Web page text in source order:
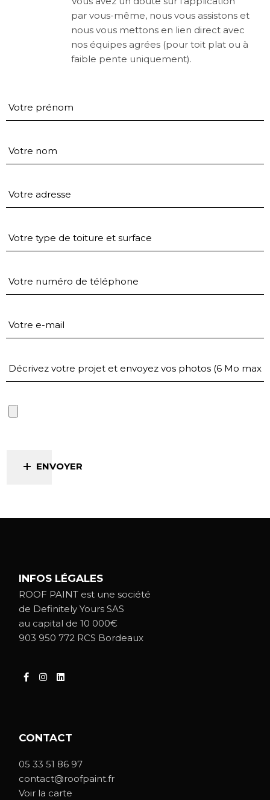
par vous-même, nous vous assistons et
nous vous mettons en lien direct avec
nos équipes agrées (pour toit plat ou à
faible pente uniquement).
ENVOYER
INFOS LÉGALES
ROOF PAINT est une société
de Definitely Yours SAS
au capital de 10 000€
903 950 772 RCS Bordeaux
CONTACT
05 33 51 86 97
contact@roofpaint.fr
Voir la carte